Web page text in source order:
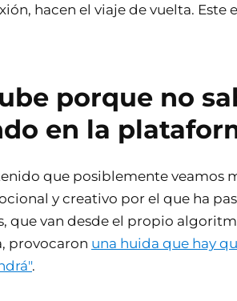
hacen el viaje de vuelta. Este
porque no
en la
que posiblemente veamos
y creativo por el que ha
que van desde el propio
provocaron una huida que hay
.